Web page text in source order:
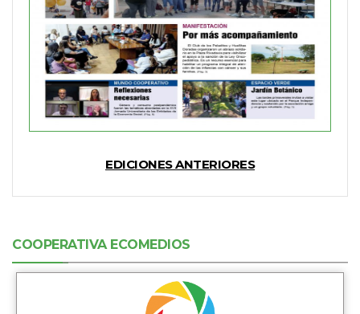
EDICIONES ANTERIORES
COOPERATIVA ECOMEDIOS